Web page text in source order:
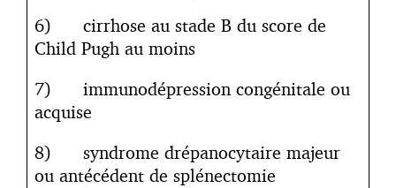
6) cirrhose au stade B du score de
Child Pugh au moins
7) immunodépression congénitale ou
acquise
8) syndrome drépanocytaire majeur
ou antécédent de splénectomie